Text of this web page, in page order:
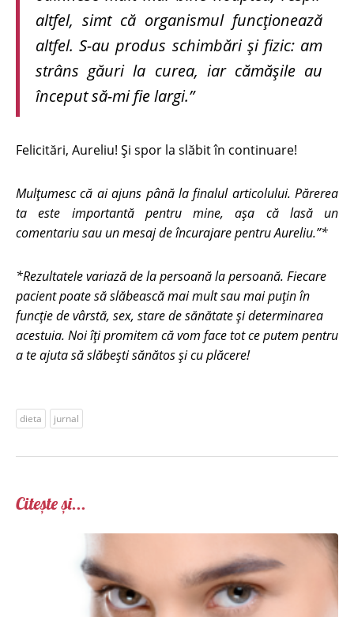
altfel, simt că organismul funcționează
altfel. S-au produs schimbări și fizic: am
strâns găuri la curea, iar cămășile au
început să-mi fie largi.”
Felicitări, Aureliu! Și spor la slăbit în continuare!
Mulțumesc că ai ajuns până la finalul articolului. Părerea
ta este importantă pentru mine, așa că lasă un
comentariu sau un mesaj de încurajare pentru Aureliu.”*
*Rezultatele variază de la persoană la persoană. Fiecare
pacient poate să slăbească mai mult sau mai puţin în
funcţie de vârstă, sex, stare de sănătate şi determinarea
acestuia. Noi îţi promitem că vom face tot ce putem pentru
a te ajuta să slăbeşti sănătos şi cu plăcere!
dieta jurnal
Citește și...